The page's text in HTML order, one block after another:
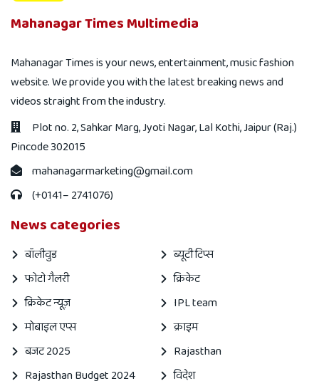
Mahanagar Times Multimedia
Mahanagar Times is your news, entertainment, music fashion
website. We provide you with the latest breaking news and
videos straight from the industry.
Plot no. 2, Sahkar Marg, Jyoti Nagar, Lal Kothi, Jaipur (Raj.)
Pincode 302015
mahanagarmarketing@gmail.com
(+0141– 2741076)
News categories
बॉलीवुड
ब्यूटी टिप्स
फोटो गैलरी
क्रिकेट
क्रिकेट न्यूज़
IPL team
मोबाइल एप्स
क्राइम
बजट 2025
Rajasthan
Rajasthan Budget 2024
विदेश